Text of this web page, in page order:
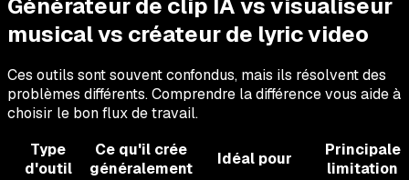
musical vs créateur de lyric video
Ces outils sont souvent confondus, mais ils résolvent des
problèmes différents. Comprendre la différence vous aide à
choisir le bon flux de travail.
Type
d'outil
Ce qu'il crée
généralement
Idéal pour
Principale
limitation